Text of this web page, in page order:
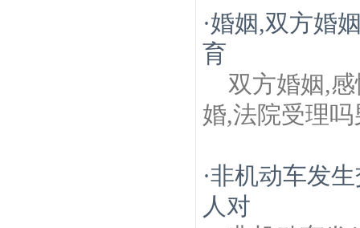
·婚姻,双方婚
育
双方婚姻,
婚,法院受理
·非机动车发
人对